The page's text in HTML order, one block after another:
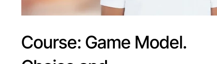
Course: Game Model.